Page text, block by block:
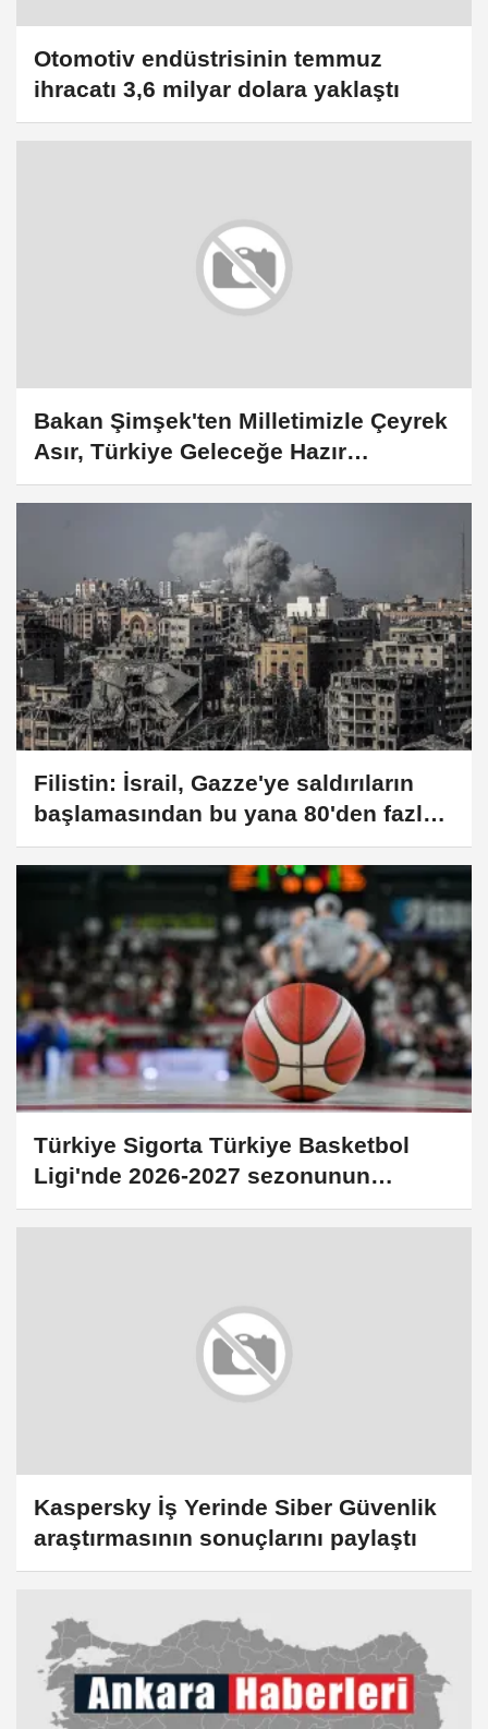
Otomotiv endüstrisinin temmuz
ihracatı 3,6 milyar dolara yaklaştı
Bakan Şimşek'ten Milletimizle Çeyrek
Asır, Türkiye Geleceğe Hazır
paylaşımı:
Filistin: İsrail, Gazze'ye saldırıların
başlamasından bu yana 80'den fazla
eski tutukluyu yeniden gözaltına aldı
Türkiye Sigorta Türkiye Basketbol
Ligi'nde 2026-2027 sezonunun
fikstürü belirlendi
Kaspersky İş Yerinde Siber Güvenlik
araştırmasının sonuçlarını paylaştı